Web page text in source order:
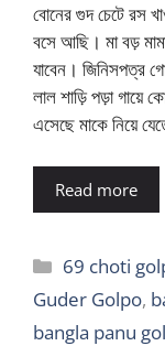
বোনের গুদ চেটে রস
বসে আছি। মা বড়
যাবেন। জিনিসপত্র
লাল শাড়ি পড়া গায়ে
এসেছে মাকে নিয়ে
Read more
Categories
69 choti
Guder Golpo,
bangla panu